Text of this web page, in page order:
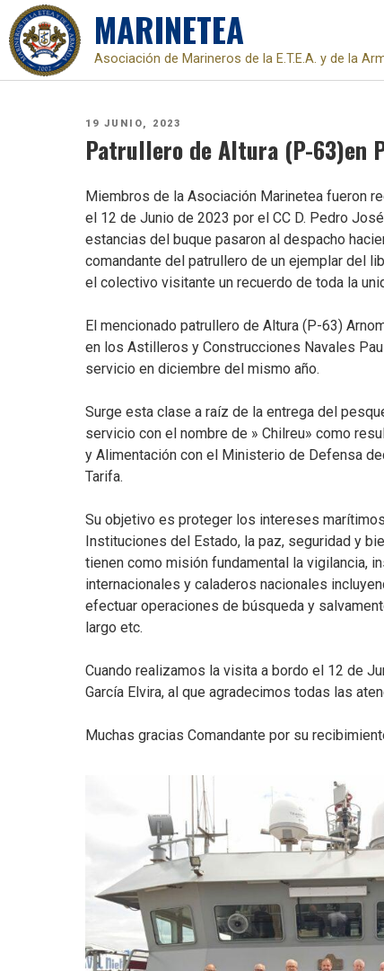
MARINETEA
Asociación de Marineros de la E.T.E.A. y de la
PUBLICADO
19 JUNIO, 2023
Patrullero de Altura (P-63)en
Miembros de la Asociación Marinetea fueron
el 12 de Junio de 2023 por el CC D. Pedro
estancias del buque pasaron al despacho
comandante del patrullero de un ejemplar del
el colectivo visitante un recuerdo de toda la
El mencionado patrullero de Altura (P-63)
en los Astilleros y Construcciones Navales
servicio en diciembre del mismo año.
Surge esta clase a raíz de la entrega del
servicio con el nombre de » Chilreu» como
y Alimentación con el Ministerio de Defensa
Tarifa.
Su objetivo es proteger los intereses
Instituciones del Estado, la paz, seguridad y
tienen como misión fundamental la vigilancia,
internacionales y caladeros nacionales
efectuar operaciones de búsqueda y
largo etc.
Cuando realizamos la visita a bordo el 12 de
García Elvira, al que agradecimos todas las
Muchas gracias Comandante por su